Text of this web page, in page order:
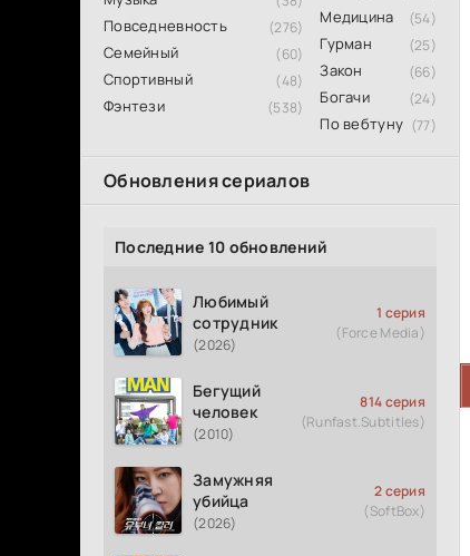
Повседневность (276)
Семейный (60)
Спортивный (48)
Фэнтези (538)
Медицина (54)
Гурман (25)
Закон (66)
Богачи (24)
По вебтуну (77)
Обновления сериалов
Последние 10 обновлений
Любимый
сотрудник
(2026)
1 серия
(Force Media)
Бегущий
человек
(2010)
814 серия
(Runfast.Subtitles)
Замужняя
убийца
(2026)
2 серия
(SoftBox)